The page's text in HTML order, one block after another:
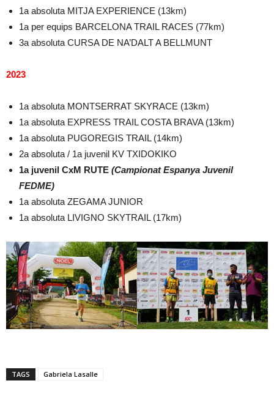
1a absoluta MITJA EXPERIENCE (13km)
1a per equips BARCELONA TRAIL RACES (77km)
3a absoluta CURSA DE NA’DALT A BELLMUNT
2023
1a absoluta MONTSERRAT SKYRACE (13km)
1a absoluta EXPRESS TRAIL COSTA BRAVA (13km)
1a absoluta PUGOREGIS TRAIL (14km)
2a absoluta / 1a juvenil KV TXIDOKIKO
1a juvenil CxM RUTE (Campionat Espanya Juvenil
FEDME)
1a absoluta ZEGAMA JUNIOR
1a absoluta LIVIGNO SKYTRAIL (17km)
TAGS Gabriela Lasalle